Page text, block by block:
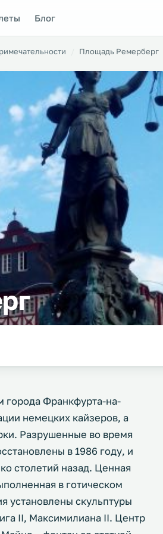
Блог
Площадь Ремерберг
города Франкфурта-на-
немецких кайзеров, а
Разрушенные во время
в 1986 году, и
столетий назад. Ценная
в готическом
установлены скульптуры
II, Максимилиана II. Центр